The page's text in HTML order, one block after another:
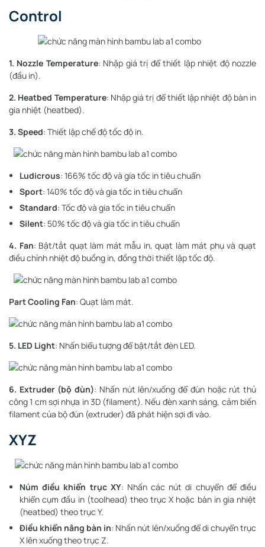
Control
1. Nozzle Temperature: Nhập giá trị để thiết lập nhiệt độ nozzle
(đầu in).
2. Heatbed Temperature: Nhập giá trị để thiết lập nhiệt độ bàn in
gia nhiệt (heatbed).
3. Speed: Thiết lập chế độ tốc độ in.
Ludicrous: 166% tốc độ và gia tốc in tiêu chuẩn
Sport: 140% tốc độ và gia tốc in tiêu chuẩn
Standard: Tốc độ và gia tốc in tiêu chuẩn
Silent: 50% tốc độ và gia tốc in tiêu chuẩn
4. Fan: Bật/tắt quạt làm mát mẫu in, quạt làm mát phụ và quạt
điều chỉnh nhiệt độ buồng in, đồng thời thiết lập tốc độ.
Part Cooling Fan: Quạt làm mát.
5. LED Light: Nhấn biểu tượng để bật/tắt đèn LED.
6. Extruder (bộ đùn): Nhấn nút lên/xuống để đùn hoặc rút thủ
công 1 cm sợi nhựa in 3D (filament). Nếu đèn xanh sáng, cảm biến
filament của bộ đùn (extruder) đã phát hiện sợi đi vào.
XYZ
Núm điều khiển trục XY: Nhấn các nút di chuyển để điều
khiển cụm đầu in (toolhead) theo trục X hoặc bàn in gia nhiệt
(heatbed) theo trục Y.
Điều khiển nâng bàn in: Nhấn nút lên/xuống để di chuyển trục
X lên xuống theo trục Z.